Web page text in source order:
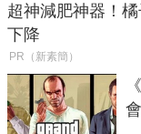
超神減肥神器！
下降
PR（新素簡）